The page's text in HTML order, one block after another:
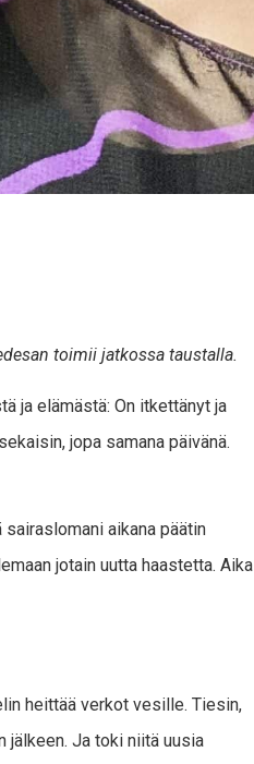
toimii jatkossa taustalla.
ja elämästä: On itkettänyt ja
jopa samana päivänä.
aikana päätin
jotain uutta haastetta. Aika
heittää verkot vesille. Tiesin,
jälkeen. Ja toki niitä uusia